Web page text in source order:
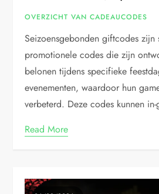
OVERZICHT VAN CADEAUCODES
Seizoensgebonden giftcodes zijn
promotionele codes die zijn
belonen tijdens specifieke
evenementen, waardoor hun
verbeterd. Deze codes kunnen
Read More